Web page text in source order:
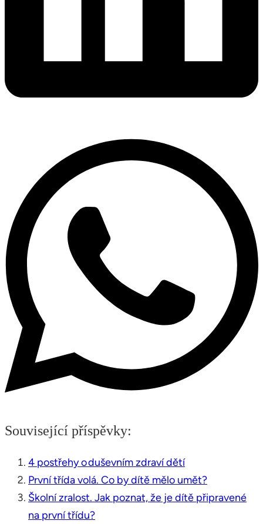
Související příspěvky:
4 postřehy o duševním zdraví dětí
První třída volá. Co by dítě mělo umět?
Školní zralost. Jak poznat, že je dítě připravené
na první třídu?